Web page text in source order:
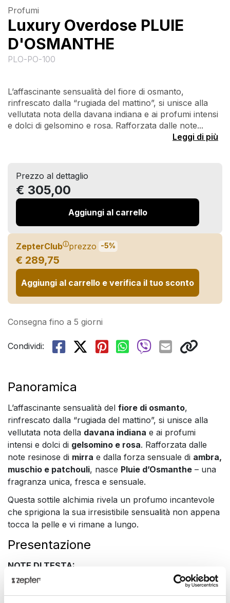
Profumi
Luxury Overdose PLUIE
D'OSMANTHE
PLO-PO-100
L’affascinante sensualità del fiore di osmanto,
rinfrescato dalla “rugiada del mattino”, si unisce alla
vellutata nota della davana indiana e ai profumi intensi
e dolci di gelsomino e rosa. Rafforzata dalle note...
Leggi di più
Prezzo al dettaglio
€ 305,00
Aggiungi al carrello
ZepterClubⓘprezzo -5%
€ 289,75
Aggiungi al carrello e verifica il tuo sconto
Consegna fino a 5 giorni
Condividi:
Panoramica
L’affascinante sensualità del fiore di osmanto,
rinfrescato dalla “rugiada del mattino”, si unisce alla
vellutata nota della davana indiana e ai profumi
intensi e dolci di gelsomino e rosa. Rafforzata dalle
note resinose di mirra e dalla forza sensuale di ambra,
muschio e patchouli, nasce Pluie d’Osmanthe – una
fragranza unica, fresca e sensuale.
Questa sottile alchimia rivela un profumo incantevole
che sprigiona la sua irresistibile sensualità non appena
tocca la pelle e vi rimane a lungo.
Presentazione
NOTE DI TESTA:
Bergamotto, mandarino, ribes nero, davana
NOTE DI CUORE: